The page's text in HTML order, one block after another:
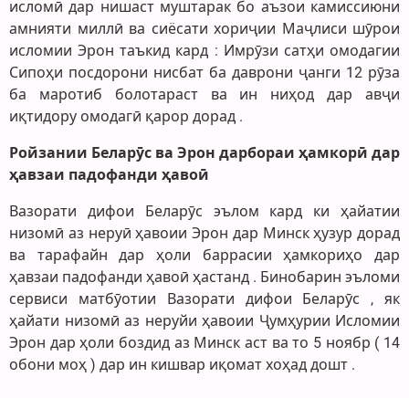
исломӣ дар нишаст муштарак бо аъзои камиссиюни
амнияти миллӣ ва сиёсати хориҷии Маҷлиси шӯрои
исломии Эрон таъкид кард : Имрӯзи сатҳи омодагии
Сипоҳи посдорони нисбат ба даврони ҷанги 12 рӯза
ба маротиб болотараст ва ин ниҳод дар авҷи
иқтидору омодагӣ қарор дорад .
Ройзании Беларӯс ва Эрон дарбораи ҳамкорӣ дар
ҳавзаи падофанди ҳавоӣ
Вазорати дифои Беларӯс эълом кард ки ҳайатии
низомӣ аз неруӣ ҳавоии Эрон дар Минск ҳузур дорад
ва тарафайн дар ҳоли баррасии ҳамкориҳо дар
ҳавзаи падофанди ҳавоӣ ҳастанд . Бинобарин эъломи
сервиси матбӯотии Вазорати дифои Беларӯс , як
ҳайати низомӣ аз неруйи ҳавоии Ҷумҳурии Исломии
Эрон дар ҳоли боздид аз Минск аст ва то 5 ноябр ( 14
обони моҳ ) дар ин кишвар иқомат хоҳад дошт .